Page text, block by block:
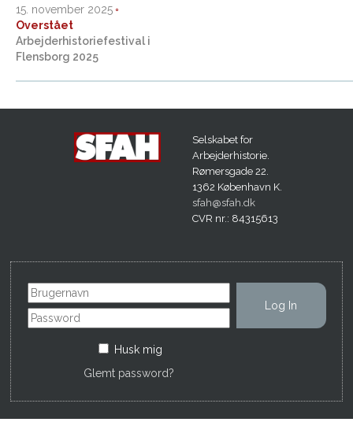
15. november 2025
Arbejderhistoriefestival i
Flensborg 2025
Selskabet for
Arbejderhistorie.
Rømersgade 22.
1362 København K.
sfah@sfah.dk
CVR nr.: 84315613
Husk mig
Glemt password?